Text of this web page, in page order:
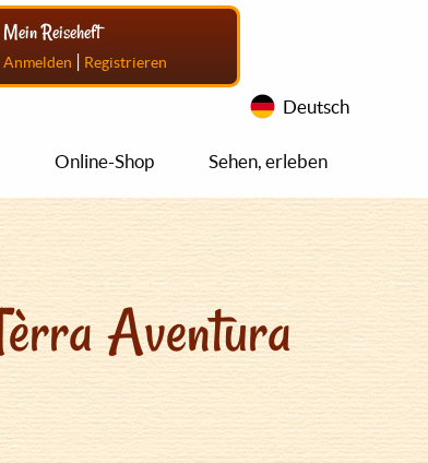
Mein Reiseheft
Anmelden | Registrieren
Deutsch
Online-Shop Sehen, erleben
Aventura